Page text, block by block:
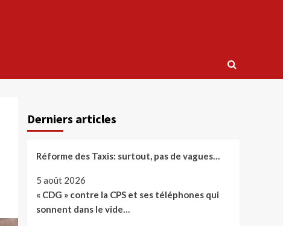
Derniers articles
Réforme des Taxis: surtout, pas de vagues…
5 août 2026
« CDG » contre la CPS et ses téléphones qui
sonnent dans le vide…